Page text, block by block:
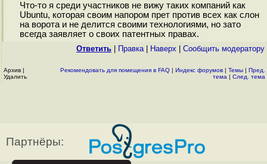
Что-то я среди участников не вижу таких компаний как
Ubuntu, которая своим напором прет против всех как слон
на ворота и не делится своими технологиями, но зато
всегда заявляет о своих патентных правах.
Ответить Правка| Наверх Cообщить модератору
Архив |
Удалить
Рекомендовать для помещения в FAQ | Индекс форумов | Темы | Пред.
тема | След. тема
Партнёры: